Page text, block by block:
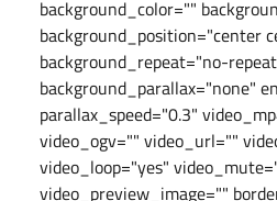
background_color=""
background_position="center
background_repeat="no-
background_parallax="none"
parallax_speed="0.3"
video_ogv="" video_url=""
video_loop="yes"
video_preview_image=""